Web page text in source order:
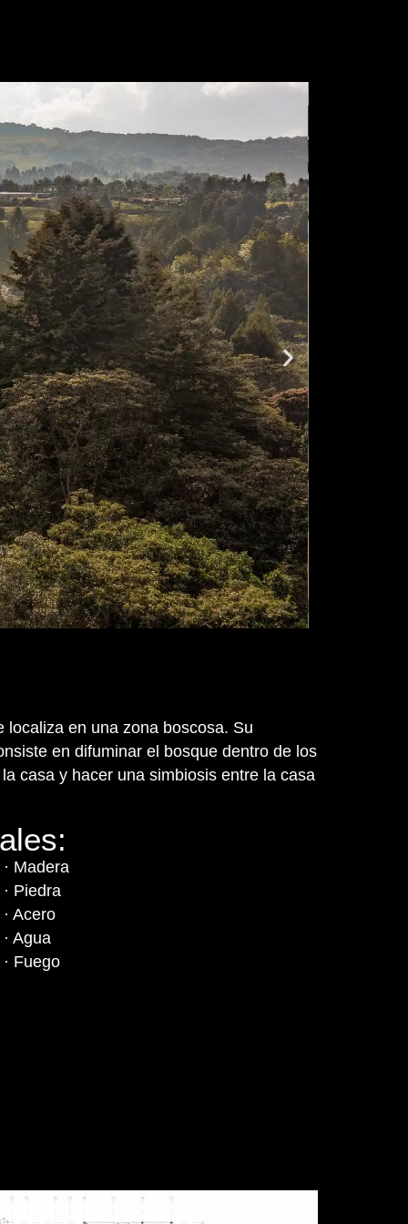
localiza en una zona boscosa. Su
en difuminar el bosque dentro de los
casa y hacer una simbiosis entre la casa
· Madera
· Piedra
· Acero
· Agua
· Fuego